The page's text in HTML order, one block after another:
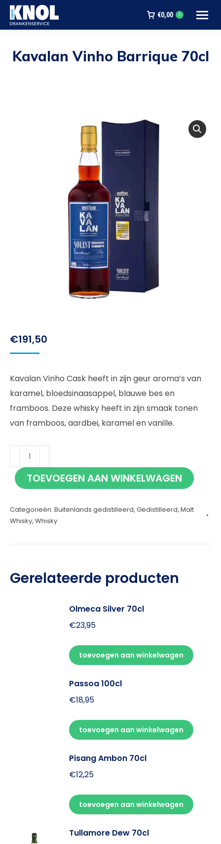
€0,00 0
Kavalan Vinho Barrique 70cl
€191,50
Kavalan Vinho Cask heeft in zijn geur aroma’s van
karamel, bloedsinaasappel, blauwe bes en
framboos. Deze whisky heeft in zijn smaak tonen
van framboos, aardbei, karamel en vanille.
Kavalan
Vinho
Barrique
aantal
TOEVOEGEN AAN WINKELWAGEN
Categorieën: Buitenlands gedistilleerd, Gedistilleerd, Malt
Whisky, Whisky
Gerelateerde producten
Olmeca Silver 70cl
€23,95
toevoegen aan winkelwagen
Passoa 100cl
€18,95
toevoegen aan winkelwagen
Pisang Ambon 70cl
€12,25
toevoegen aan winkelwagen
Tullamore Dew 70cl